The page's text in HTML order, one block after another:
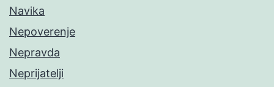
Navika
Nepoverenje
Nepravda
Neprijatelji